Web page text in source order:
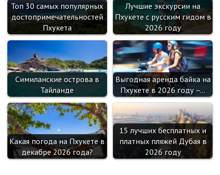
Топ 30 самых популярных
достопримечательностей
Пхукета
Лучшие экскурсии на
Пхукете с русским гидом в
2026 году
Симиланские острова в
Тайланде
Выгодная аренда байка на
Пхукете в 2026 году –…
Какая погода на Пхукете в
декабре 2026 года?
15 лучших бесплатных и
платных пляжей Дубая в
2026 году